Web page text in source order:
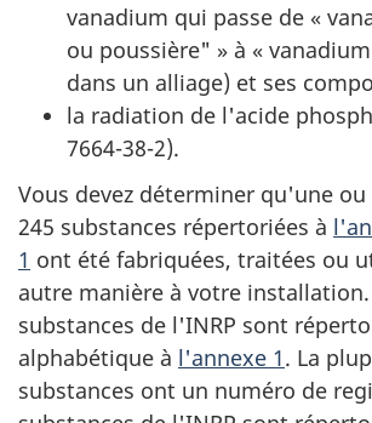
vanadium qui passe de «
ou poussière" » à «
dans un alliage) et ses
la radiation de l'acide
7664-38-2).
Vous devez déterminer qu'une
245 substances répertoriées à
1 ont été fabriquées, traitées ou
autre manière à votre installation.
substances de l'INRP sont
alphabétique à l'annexe 1. La
substances ont un numéro de